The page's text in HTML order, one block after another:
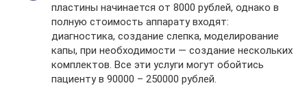
пластины начинается от 8000 рублей, однако в
полную стоимость аппарату входят:
диагностика, создание слепка, моделирование
капы, при необходимости — создание нескольких
комплектов. Все эти услуги могут обойтись
пациенту в 90000 – 250000 рублей.